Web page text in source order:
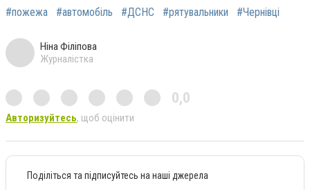
#пожежа #автомобіль #ДСНС #рятувальники #Чернівці
Ніна Філіпова
Журналістка
0,0
Авторизуйтесь, щоб оцінити
Поділіться та підписуйтесь на наші джерела